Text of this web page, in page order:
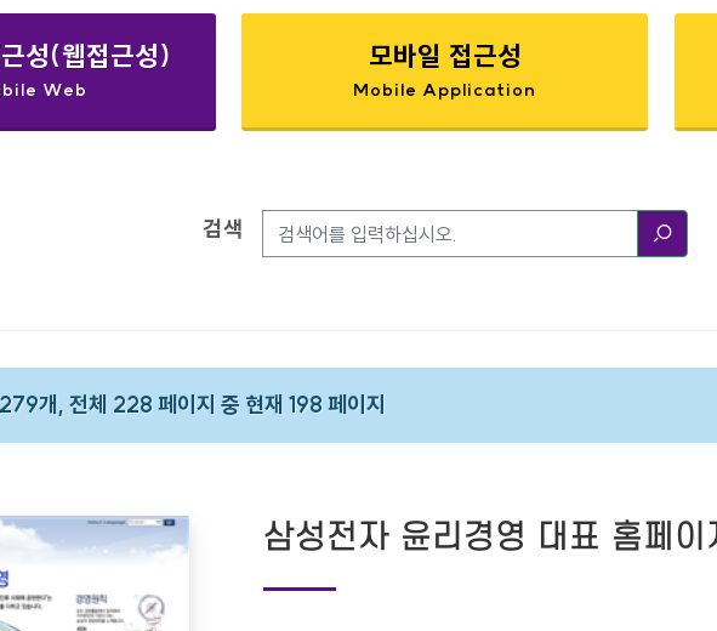
성(웹접근성)
Web
모바일 접근성
Mobile Application
검색
개, 전체 228 페이지 중 현재 198 페이지
삼성전자 윤리경영 대표 홈페이